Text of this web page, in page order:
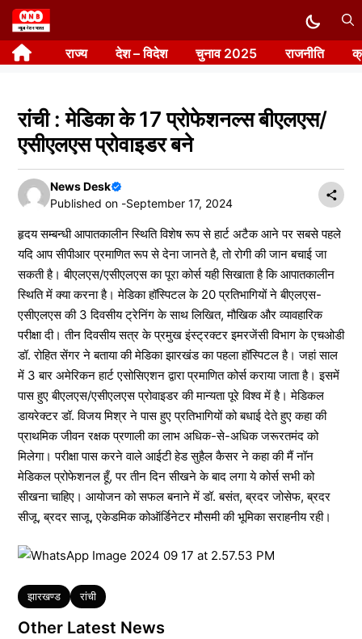
Skip
to
content राज्य देश – विदेश चुनाव 2025 राजनीति
रांची : मेडिका के 17 प्रोफेशनल्स बीएलएस/
एसीएलएस प्रोवाइडर बने
News Desk
Published on -September 17, 2024
हृदय सम्बन्धी आपातकालीन स्थिति विशेष रूप से हार्ट अटैक आने पर सबसे पहले
यदि आप सीपीआर प्रमाणित रूप से देना जानते है, तो रोगी की जान बचाई जा
सकती है। बीएलएस/एसीएलएस का पूरा कोर्स यही सिखाता है कि आपातकालीन
स्थिति में क्या करना है। मेडिका हॉस्पिटल के 20 प्रतिभागियों ने बीएलएस-
एसीएलएस की 3 दिवसीय ट्रेनिंग के साथ लिखित, मौखिक और व्यावहारिक
परीक्षा दी। तीन दिवसीय सत्र के प्रमुख इंस्ट्रक्टर इमरजेंसी विभाग के एचओडी
डॉ. रोहित सेंगर ने बताया की मेडिका झारखंड का पहला हॉस्पिटल है। जहां साल
में 3 बार अमेरिकन हार्ट एसोसिएशन द्वारा प्रमाणित कोर्स कराया जाता है। इसमें
पास हुए बीएलएस/एसीएलएस प्रोवाइडर की मान्यता पूरे विश्व में है। मेडिकल
डायरेक्टर डॉ. विजय मिश्र ने पास हुए प्रतिभागियों को बधाई देते हुए कहा की
प्राथमिक जीवन रक्षक प्रणाली का लाभ अधिक-से-अधिक जरूरतमंद को
मिलेगा। परीक्षा पास करने वाले आईटी हेड सुहैल कैसर ने कहा की मैं नॉन
मेडिकल प्रोफेशनल हूँ, पर तीन दिन सीखने के बाद लगा ये कोर्स सभी को
सीखना चाहिए। आयोजन को सफल बनाने में डॉ. बसंत, ब्रदर जोसेफ, ब्रदर
सीजू, ब्रदर साजू, एकेडमिक कोऑर्डिनेटर मौसमी की भूमिका सराहनीय रही।
Tags
झारखण्ड रांची
Other Latest News